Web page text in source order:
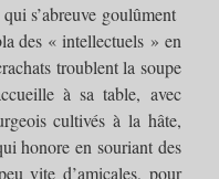
s’abreuve goulûment
des « intellectuels » en
troublent la soupe
à sa table, avec
cultivés à la hâte,
honore en souriant des
vite d’amicales, pour